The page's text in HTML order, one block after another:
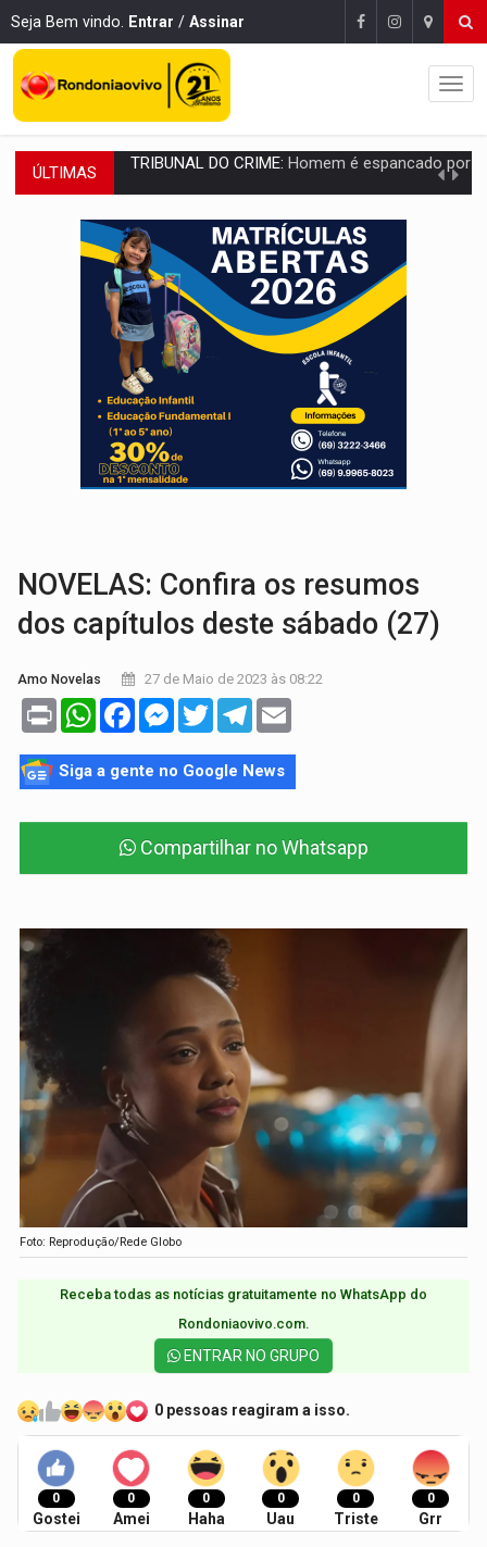
Seja Bem vindo. Entrar / Assinar
ÚLTIMAS VÍDEO: Perseguição é registrada no shopping após colombiana furtar
LUDOPATIA:Apostas online começam a afetar produtividade e rotina
REFLORESTAMENTO: Plantar árvores não será mais suficiente para
OVNIS NA LUA:Cientistas alertam para possível base secreta no satélite
ACABOU COM PEUGEOT:Incêndio destrói carro que era rebocado para oficina
VÍDEO: Ladrão é filmado furtando moto na frente do bar
BOLSAS DE PESQUISA:Iniciativa Amazônia+10 lança chamada para fortalecer
MATERIAL: Brasil tem grandes reservas de urânio, mas produz pouco e
NOVELAS: Confira os resumos
dos capítulos deste sábado (27)
Amo Novelas 27 de Maio de 2023 às 08:22
Print WhatsAppFacebookMessenger
TwitterTelegram
Siga a gente no Google News
Compartilhar no Whatsapp
Foto: Reprodução/Rede Globo
Receba todas as notícias gratuitamente no WhatsApp do
Rondoniaovivo.com.​
ENTRAR NO GRUPO
0 pessoas reagiram a isso.
0
Gostei
0
Amei
0
Haha
0
Uau
0
Triste
0
Grr